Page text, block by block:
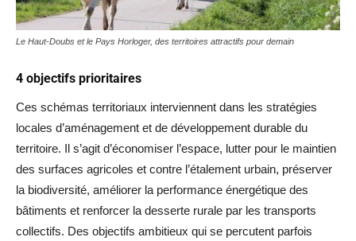
Le Haut-Doubs et le Pays Horloger, des territoires attractifs pour demain
4 objectifs prioritaires
Ces schémas territoriaux interviennent dans les stratégies
locales d’aménagement et de développement durable du
territoire. Il s’agit d’économiser l’espace, lutter pour le maintien
des surfaces agricoles et contre l’étalement urbain, préserver
la biodiversité, améliorer la performance énergétique des
bâtiments et renforcer la desserte rurale par les transports
collectifs. Des objectifs ambitieux qui se percutent parfois